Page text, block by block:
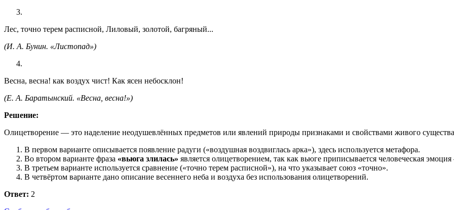
Лес, точно терем расписной, Лиловый, золотой, багряный...
(И. А. Бунин. «Листопад»)
Весна, весна! как воздух чист! Как ясен небосклон!
(Е. А. Баратынский. «Весна, весна!»)
Решение:
Олицетворение — это наделение неодушевлённых предметов или явлений природы признаками и свойствами живого существа
В первом варианте описывается появление радуги («воздушная воздвиглась арка»), здесь используется метафора.
Во втором варианте фраза «вьюга злилась» является олицетворением, так как вьюге приписывается человеческая
В третьем варианте используется сравнение («точно терем расписной»), на что указывает союз «точно».
В четвёртом варианте дано описание весеннего неба и воздуха без использования олицетворений.
Ответ: 2